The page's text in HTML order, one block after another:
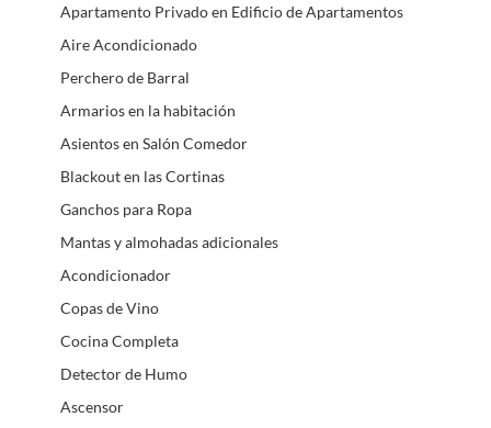
Apartamento Privado en Edificio de Apartamentos
Aire Acondicionado
Perchero de Barral
Armarios en la habitación
Asientos en Salón Comedor
Blackout en las Cortinas
Ganchos para Ropa
Mantas y almohadas adicionales
Acondicionador
Copas de Vino
Cocina Completa
Detector de Humo
Ascensor